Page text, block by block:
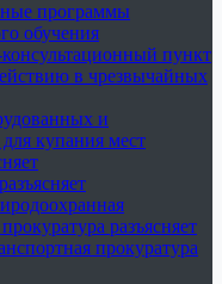
программы
обучения
пункт
в чрезвычайных
и
купания мест
разъясняет
прокуратура